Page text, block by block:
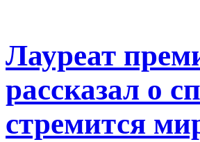
Лауреат
рассказал о
стремится